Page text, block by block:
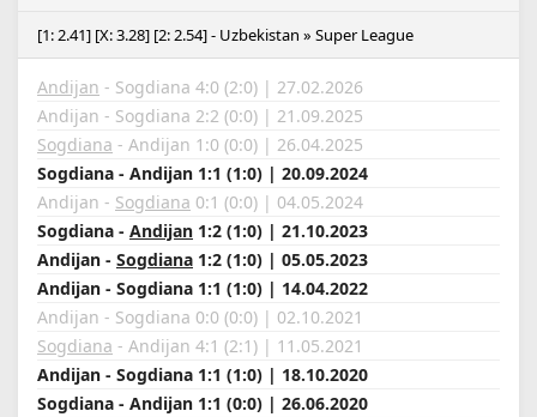
[1: 2.41] [X: 3.28] [2: 2.54] - Uzbekistan » Super League
Andijan - Sogdiana 4:0 (2:0) | 27.02.2026
Andijan - Sogdiana 2:2 (0:0) | 21.09.2025
Sogdiana - Andijan 1:0 (0:0) | 26.04.2025
Sogdiana - Andijan 1:1 (1:0) | 20.09.2024
Andijan - Sogdiana 0:1 (0:0) | 04.05.2024
Sogdiana - Andijan 1:2 (1:0) | 21.10.2023
Andijan - Sogdiana 1:2 (1:0) | 05.05.2023
Andijan - Sogdiana 1:1 (1:0) | 14.04.2022
Andijan - Sogdiana 0:0 (0:0) | 02.10.2021
Sogdiana - Andijan 4:1 (2:1) | 11.05.2021
Andijan - Sogdiana 1:1 (1:0) | 18.10.2020
Sogdiana - Andijan 1:1 (0:0) | 26.06.2020